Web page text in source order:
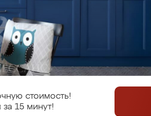
стоимость!
15 минут!